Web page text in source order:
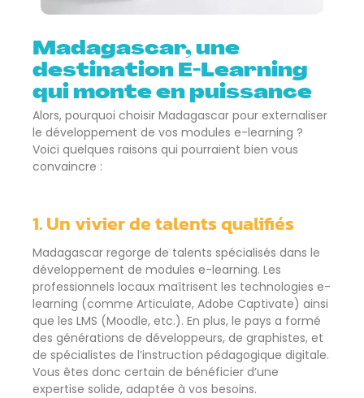
Madagascar, une
destination E-Learning
qui monte en puissance
Alors, pourquoi choisir Madagascar pour externaliser
le développement de vos modules e-learning ?
Voici quelques raisons qui pourraient bien vous
convaincre :
1. Un vivier de talents qualifiés
Madagascar regorge de talents spécialisés dans le
développement de modules e-learning. Les
professionnels locaux maîtrisent les technologies e-
learning (comme Articulate, Adobe Captivate) ainsi
que les LMS (Moodle, etc.). En plus, le pays a formé
des générations de développeurs, de graphistes, et
de spécialistes de l’instruction pédagogique digitale.
Vous êtes donc certain de bénéficier d’une
expertise solide, adaptée à vos besoins.